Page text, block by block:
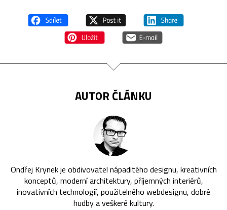
AUTOR ČLÁNKU
Ondřej Krynek je obdivovatel nápaditého designu, kreativních
konceptů, moderní architektury, příjemných interiérů,
inovativních technologií, použitelného webdesignu, dobré
hudby a veškeré kultury.